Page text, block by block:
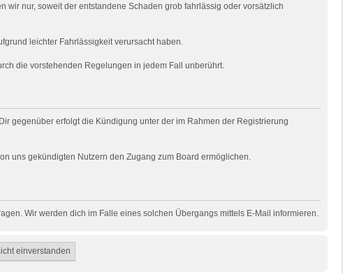
nur, soweit der entstandene Schaden grob fahrlässig oder vorsätzlich
leichter Fahrlässigkeit verursacht haben.
die vorstehenden Regelungen in jedem Fall unberührt.
gegenüber erfolgt die Kündigung unter der im Rahmen der Registrierung
uns gekündigten Nutzern den Zugang zum Board ermöglichen.
Wir werden dich im Falle eines solchen Übergangs mittels E-Mail informieren.